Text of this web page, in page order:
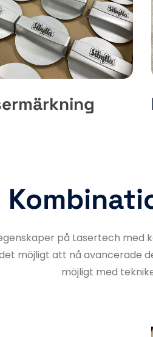
på Lasertech med
möjligt att nå avancerade
möjligt med